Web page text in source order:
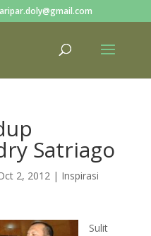
Satriago
2, 2012| Inspirasi
Sulit